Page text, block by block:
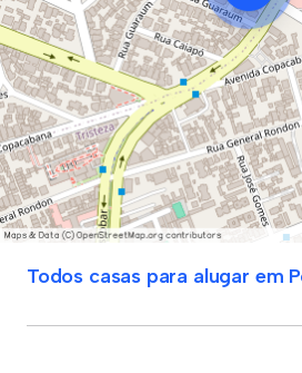
Todos casas para alugar em